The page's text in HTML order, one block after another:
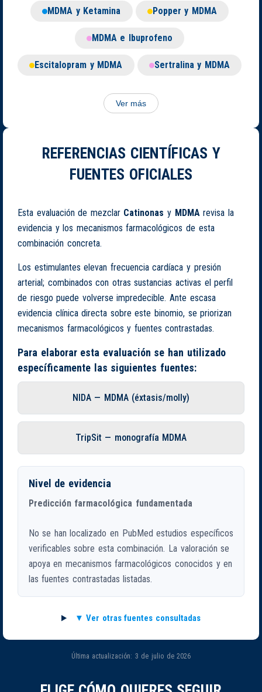
MDMA y Ketamina Popper y MDMA
MDMA e Ibuprofeno
Escitalopram y MDMA Sertralina y MDMA
Ver más
REFERENCIAS CIENTÍFICAS Y
FUENTES OFICIALES
Esta evaluación de mezclar Catinonas y MDMArevisa la
evidencia y los mecanismos farmacológicos de esta
combinación concreta.
Los estimulantes elevan frecuencia cardíaca y presión
arterial; combinados con otras sustancias activas el perfil
de riesgo puede volverse impredecible. Ante escasa
evidencia clínica directa sobre este binomio, se priorizan
mecanismos farmacológicos y fuentes contrastadas.
Para elaborar esta evaluación se han utilizado
específicamente las siguientes fuentes:
NIDA — MDMA (éxtasis/molly)
TripSit — monografía MDMA
Nivel de evidencia
Predicción farmacológica fundamentada
No se han localizado en PubMed estudios específicos
verificables sobre esta combinación. La valoración se
apoya en mecanismos farmacológicos conocidos y en
las fuentes contrastadas listadas.
Ver otras fuentes consultadas
Última actualización: 3 de julio de 2026